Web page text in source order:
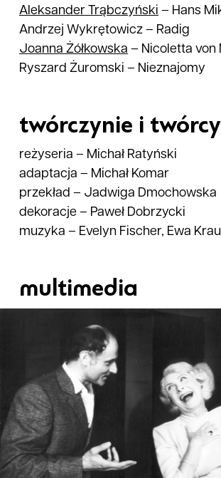
Aleksander Trąbczyński – Hans
Andrzej Wykrętowicz – Radig
Joanna Żółkowska – Nicoletta von
Ryszard Żuromski – Nieznajomy
twórczynie i twórcy
reżyseria – Michał Ratyński
adaptacja – Michał Komar
przekład – Jadwiga Dmochowska
dekoracje – Paweł Dobrzycki
muzyka – Evelyn Fischer, Ewa
multimedia